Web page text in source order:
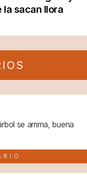
la sacan llora
se arrima, buena